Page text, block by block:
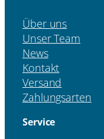
Über uns
Unser Team
News
Kontakt
Versand
Zahlungsarten
Service